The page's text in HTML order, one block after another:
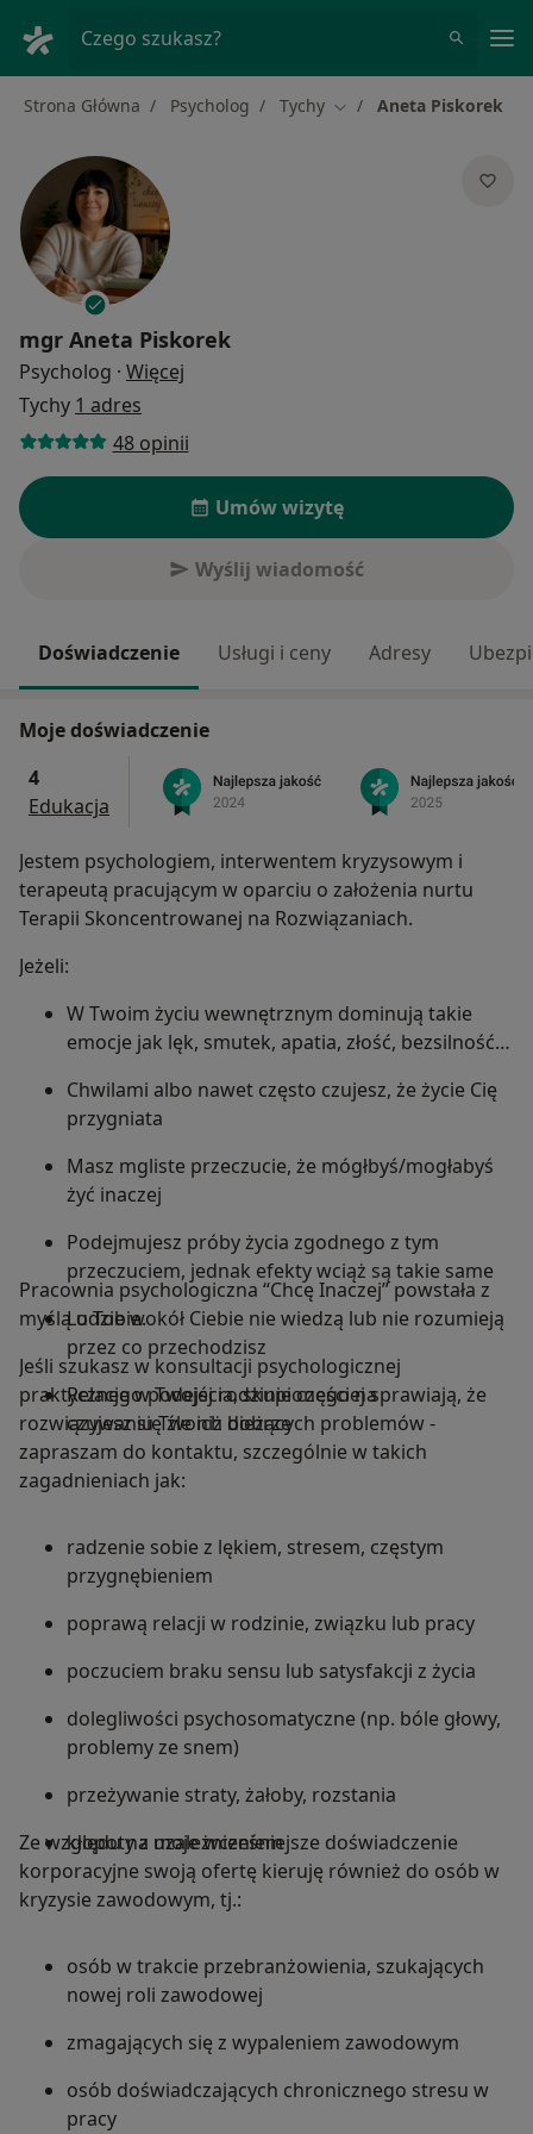
Czego szukasz?
Strona Główna Psycholog Tychy Zmień miasto
Aneta Piskorek
mgr Aneta Piskorek
Psycholog · Więcej
Tychy 1 adres
48 opinii
Umów wizytę
Wyślij wiadomość
Doświadczenie Usługi i ceny Adresy
Moje doświadczenie
4
Edukacja
Jestem psychologiem, interwentem kryzysowym i
terapeutą pracującym w oparciu o założenia nurtu
Terapii Skoncentrowanej na Rozwiązaniach.
Jeżeli:
W Twoim życiu wewnętrznym dominują takie
emocje jak lęk, smutek, apatia, złość, bezsilność…
Chwilami albo nawet często czujesz, że życie Cię
przygniata
Masz mgliste przeczucie, że mógłbyś/mogłabyś
żyć inaczej
Podejmujesz próby życia zgodnego z tym
przeczuciem, jednak efekty wciąż są takie same
Ludzie wokół Ciebie nie wiedzą lub nie rozumieją
przez co przechodzisz
Relacje w Twojej rodzinie częściej sprawiają, że
czujesz się źle niż dobrze
Pracownia psychologiczna “Chcę Inaczej” powstała z
myślą o Tobie.
Jeśli szukasz w konsultacji psychologicznej
praktycznego podejścia, skupionego na
rozwiązywaniu Twoich bieżących problemów -
zapraszam do kontaktu, szczególnie w takich
zagadnieniach jak:
radzenie sobie z lękiem, stresem, częstym
przygnębieniem
poprawą relacji w rodzinie, związku lub pracy
poczuciem braku sensu lub satysfakcji z życia
dolegliwości psychosomatyczne (np. bóle głowy,
problemy ze snem)
przeżywanie straty, żałoby, rozstania
kłopoty z uzależnieniem
Ze względu na moje wcześniejsze doświadczenie
korporacyjne swoją ofertę kieruję również do osób w
kryzysie zawodowym, tj.:
osób w trakcie przebranżowienia, szukających
nowej roli zawodowej
zmagających się z wypaleniem zawodowym
osób doświadczających chronicznego stresu w
pracy